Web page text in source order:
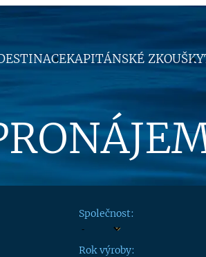
KAPITÁNSKÉ ZKOUŠKY
Společnost:
Rok výroby: